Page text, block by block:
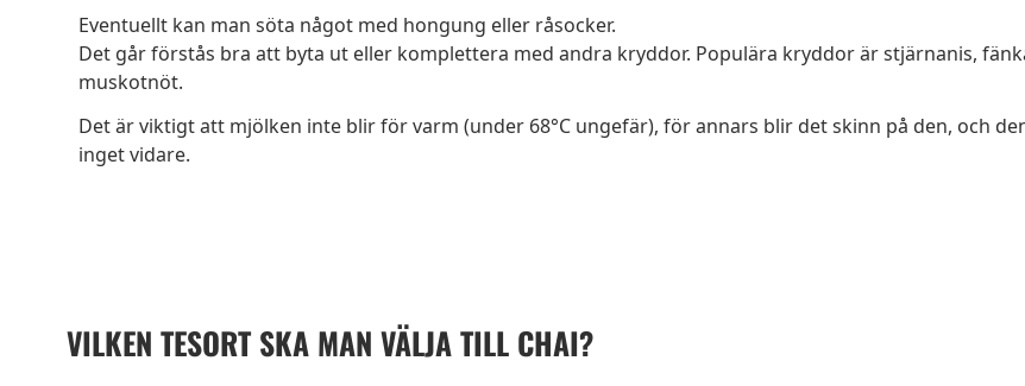
Eventuellt kan man söta något med hongung eller råsocker.
Det går förstås bra att byta ut eller komplettera med andra kryddor. Populära kryddor är stjärnanis,
muskotnöt.
Det är viktigt att mjölken inte blir för varm (under 68°C ungefär), för annars blir det skinn på den, och
inget vidare.
VILKEN TESORT SKA MAN VÄLJA TILL CHAI?